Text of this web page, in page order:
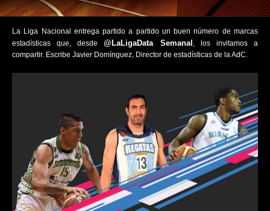
La Liga Nacional entrega partido a partido un buen número de marcas
estadísticas que, desde@LaLigaData Semanal , los invitamos a
compartir. Escribe Javier Domínguez, Director de estadísticas de la AdC.